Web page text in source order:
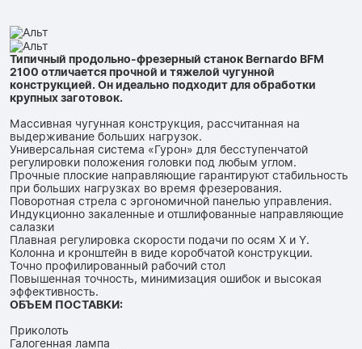
Типичный продольно-фрезерный станок Bernardo BFM
2100 отличается прочной и тяжелой чугунной
конструкцией. Он идеально подходит для обработки
крупных заготовок.
Массивная чугунная конструкция, рассчитанная на
выдерживание больших нагрузок.
Универсальная система «Гурон» для бесступенчатой ​​
регулировки положения головки под любым углом.
Прочные плоские направляющие гарантируют стабильность
при больших нагрузках во время фрезерования.
Поворотная стрела с эргономичной панелью управления.
Индукционно закаленные и отшлифованные направляющие
салазки
Плавная регулировка скорости подачи по осям X и Y.
Колонна и кронштейн в виде коробчатой ​​конструкции.
Точно профилированный рабочий стол
Повышенная точность, минимизация ошибок и высокая
эффективность.
ОБЪЕМ ПОСТАВКИ:
Приколоть
Галогенная лампа